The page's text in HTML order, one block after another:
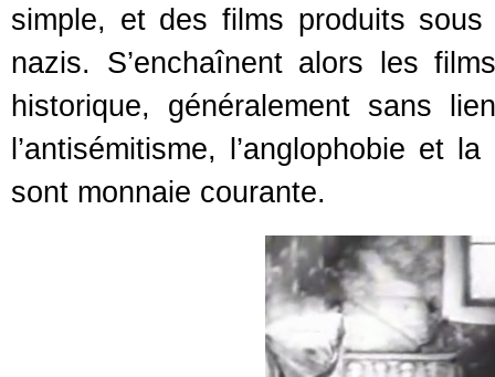
simple, et des films produits sous
nazis. S’enchaînent alors les
historique, généralement sans
l’antisémitisme, l’anglophobie et
sont monnaie courante.